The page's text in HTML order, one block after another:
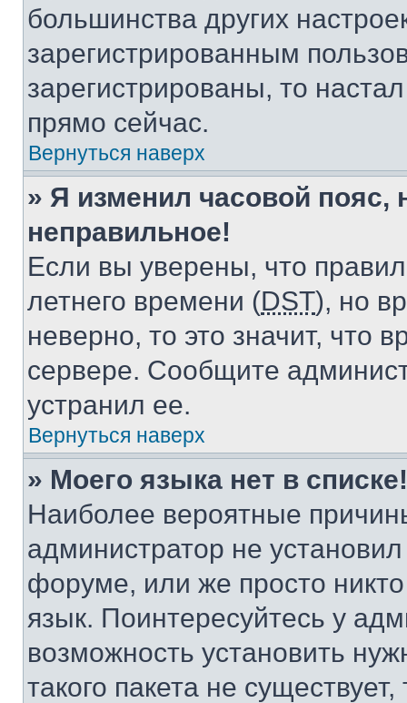
большинства других
зарегистрированным
зарегистрированы, то
прямо сейчас.
Вернуться наверх
» Я изменил часовой пояс,
неправильное!
Если вы уверены, что
летнего времени (DST), но
неверно, то это значит, что
сервере. Сообщите
устранил ее.
Вернуться наверх
» Моего языка нет в списке!
Наиболее вероятные
администратор не
форуме, или же просто
язык. Поинтересуйтесь у
возможность установить
такого пакета не